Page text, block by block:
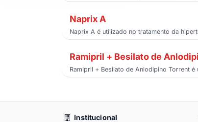
Naprix A
Naprix A é utilizado no tratamento da
Ramipril + Besilato de
Ramipril + Besilato de Anlodipino Torrent
Institucional